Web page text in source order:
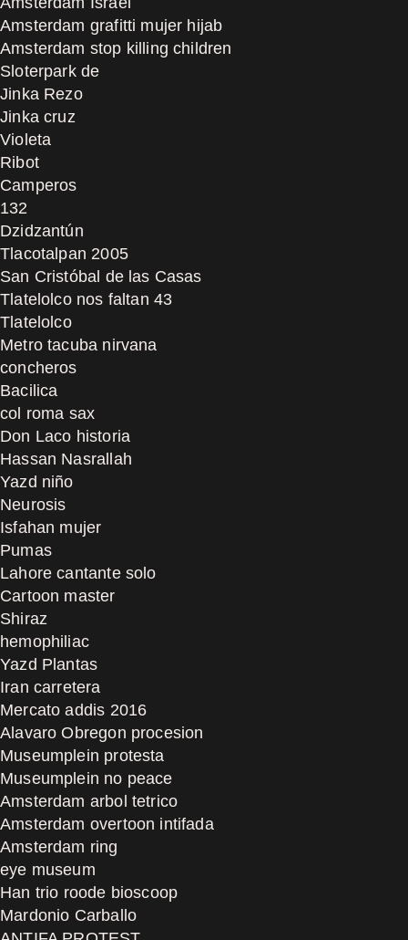
Amsterdam grafitti mujer hijab
Amsterdam stop killing children
Sloterpark de
Jinka Rezo
Jinka cruz
Violeta
Ribot
Camperos
132
Dzidzantún
Tlacotalpan 2005
San Cristóbal de las Casas
Tlatelolco nos faltan 43
Tlatelolco
Metro tacuba nirvana
concheros
Bacilica
col roma sax
Don Laco historia
Hassan Nasrallah
Yazd niño
Neurosis
Isfahan mujer
Pumas
Lahore cantante solo
Cartoon master
Shiraz
hemophiliac
Yazd Plantas
Iran carretera
Mercato addis 2016
Alavaro Obregon procesion
Museumplein protesta
Museumplein no peace
Amsterdam arbol tetrico
Amsterdam overtoon intifada
Amsterdam ring
eye museum
Han trio roode bioscoop
Mardonio Carballo